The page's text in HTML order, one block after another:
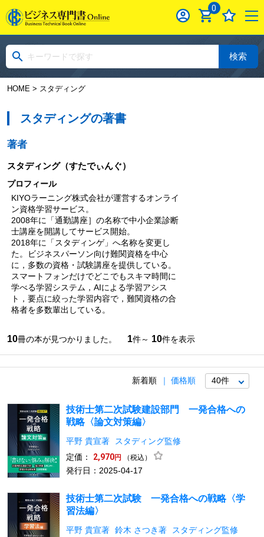
0
検索
HOME> スタディング
スタディングの著書
著者
スタディング（すたでぃんぐ）
プロフィール
KIYOラーニング株式会社が運営するオンライ
ン資格学習サービス。
2008年に「通勤講座］の名称で中小企業診断
士講座を開講してサービス開始。
2018年に「スタディンゲ」へ名称を変更し
た。ビジネスパーソン向け難関資格を中心
に，多数の資格・試験講座を提供している。
スマートフォンだけでどこでもスキマ時間に
学べる学習システム，AIによる学習アシス
ト，要点に絞った学習内容で，難関資格の合
格者を多数輩出している。
10冊の本が見つかりました。 1件～ 10件を表示
新着順 価格順
技術士第二次試験建設部門 一発合格への
戦略〈論文対策編〉
平野 貴宣著
スタディング監修
定価：
2,970円 （税込）
発行日：2025-04-17
技術士第二次試験 一発合格への戦略〈学
習法編〉
平野 貴宣著 鈴木 さつき著
スタディング監修